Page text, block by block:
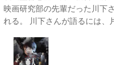
映画研究部の先輩だった川下
れる。 川下さんが語るには、